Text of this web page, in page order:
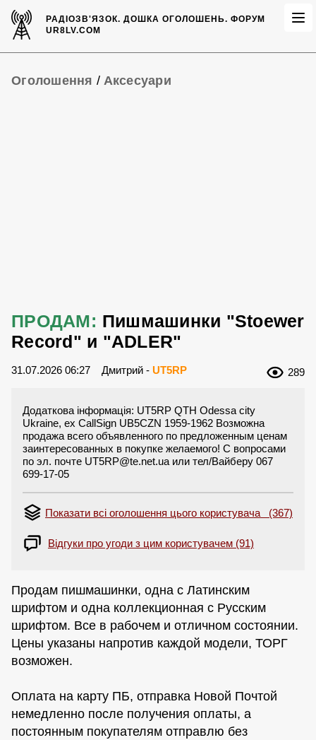
РАДІОЗВ'ЯЗОК.ДОШКА ОГОЛОШЕНЬ. ФОРУМ
UR8LV.COM
Оголошення / Аксесуари
ПРОДАМ: Пишмашинки "Stoewer
Record" и "ADLER"
31.07.2026 06:27 Дмитрий - UT5RP 289
Додаткова інформація: UT5RP QTH Odessa city
Ukraine, ex CallSign UB5CZN 1959-1962 Возможна
продажа всего объявленного по предложенным ценам
заинтересованных в покупке желаемого! С вопросами
по эл. почте UT5RP@te.net.ua или тел/Вайберу 067
699-17-05
Показати всі оголошення цього користувача (367)
Відгуки про угоди з цим користувачем (91)
Продам пишмашинки, одна с Латинским
шрифтом и одна коллекционная с Русским
шрифтом. Все в рабочем и отличном состоянии.
Цены указаны напротив каждой модели, ТОРГ
возможен.
Оплата на карту ПБ, отправка Новой Почтой
немедленно после получения оплаты, а
постоянным покупателям отправлю без